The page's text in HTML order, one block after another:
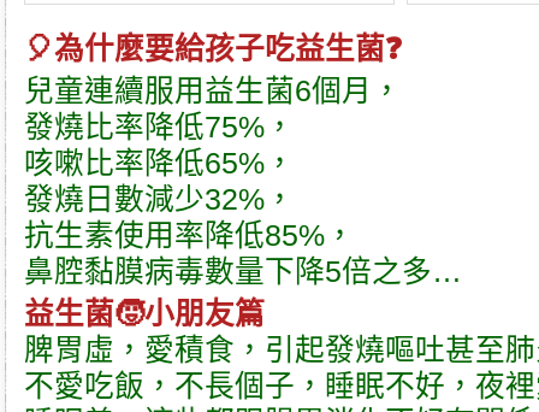
🎈為什麼要給孩子吃益生菌❓
兒童連續服用益生菌6個月，
發燒比率降低75%，
咳嗽比率降低65%，
發燒日數減少32%，
抗生素使用率降低85%，
鼻腔黏膜病毒數量下降5倍之多…
益生菌🧒小朋友篇
脾胃虛，愛積食，引起發燒嘔吐甚至
不愛吃飯，不長個子，睡眠不好，夜